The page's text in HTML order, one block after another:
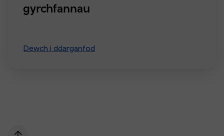
gyrchfannau
Dewch i ddarganfod